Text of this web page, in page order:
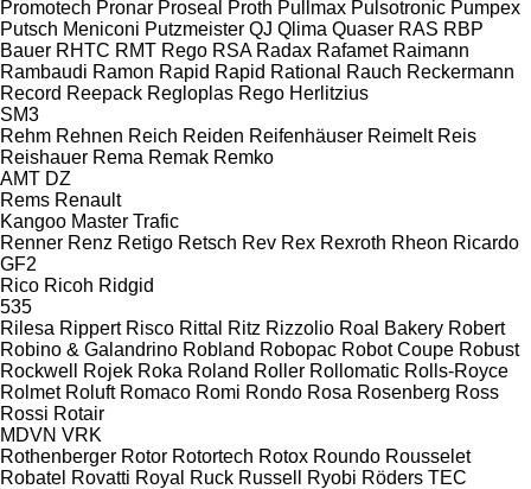
Promotech Pronar Proseal Proth Pullmax Pulsotronic Pumpex
Putsch Meniconi Putzmeister QJ Qlima Quaser RAS RBP
Bauer RHTC RMT Rego RSA Radax Rafamet Raimann
Rambaudi Ramon Rapid Rapid Rational Rauch Reckermann
Record Reepack Regloplas Rego Herlitzius
SM3
Rehm Rehnen Reich Reiden Reifenhäuser Reimelt Reis
Reishauer Rema Remak Remko
AMT DZ
Rems Renault
Kangoo Master Trafic
Renner Renz Retigo Retsch Rev Rex Rexroth Rheon Ricardo
GF2
Rico Ricoh Ridgid
535
Rilesa Rippert Risco Rittal Ritz Rizzolio Roal Bakery Robert
Robino & Galandrino Robland Robopac Robot Coupe Robust
Rockwell
Rojek Roka Roland Roller Rollomatic Rolls-Royce
Rolmet Roluft Romaco Romi Rondo Rosa Rosenberg Ross
Rossi Rotair
MDVN VRK
Rothenberger Rotor Rotortech Rotox Roundo Rousselet
Robatel Rovatti Royal Ruck Russell Ryobi Röders TEC